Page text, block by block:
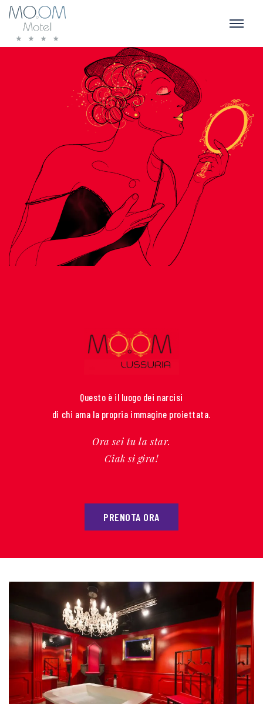
Questo è il luogo dei narcisi
di chi ama la propria immagine proiettata.
Ora sei tu la star.
Ciak si gira!
PRENOTA ORA